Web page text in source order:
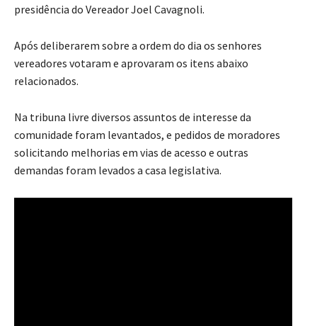
presidência do Vereador Joel Cavagnoli.
Após deliberarem sobre a ordem do dia os senhores
vereadores votaram e aprovaram os itens abaixo
relacionados.
Na tribuna livre diversos assuntos de interesse da
comunidade foram levantados, e pedidos de moradores
solicitando melhorias em vias de acesso e outras
demandas foram levados a casa legislativa.